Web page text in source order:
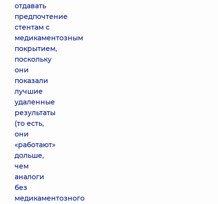
отдавать
предпочтение
стентам с
медикаментозным
покрытием,
поскольку
они
показали
лучшие
удаленные
результаты
(то есть,
они
«работают»
дольше,
чем
аналоги
без
медикаментозного